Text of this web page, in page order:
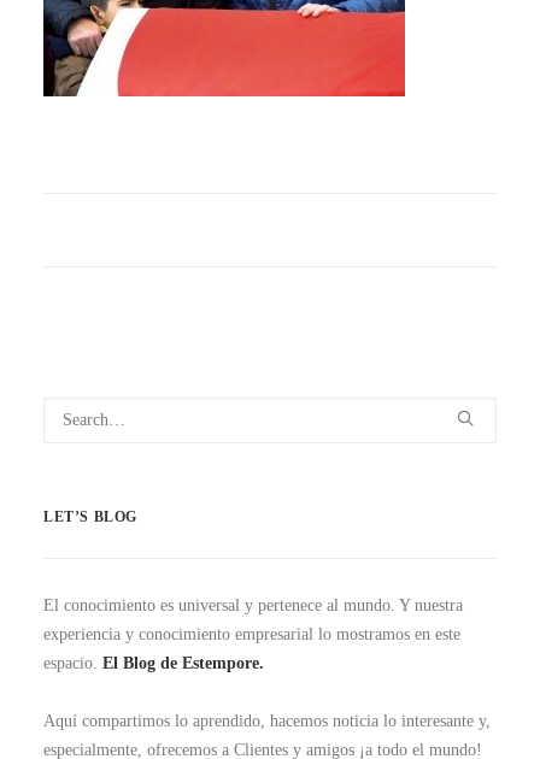
LET’S BLOG
El conocimiento es universal y pertenece al mundo. Y nuestra
experiencia y conocimiento empresarial lo mostramos en este
espacio. El Blog de Estempore.
Aquí compartimos lo aprendido, hacemos noticia lo interesante y,
especialmente, ofrecemos a Clientes y amigos ¡a todo el mundo!